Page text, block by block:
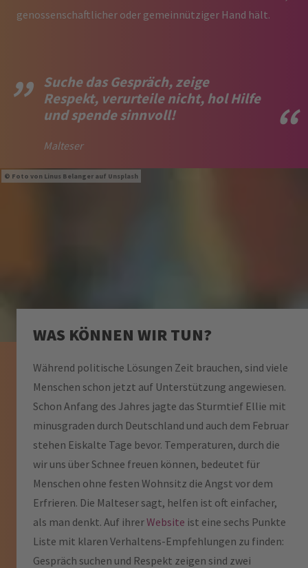
genossenschaftlicher oder gemeinnütziger Hand hält.
Suche das Gespräch, zeige
Respekt, verurteile nicht, hol Hilfe
und spende sinnvoll!
Malteser
Foto von Linus Belanger auf Unsplash
WAS KÖNNEN WIR TUN?
Während politische Lösungen Zeit brauchen, sind viele
Menschen schon jetzt auf Unterstützung angewiesen.
Schon Anfang des Jahres jagte das Sturmtief Ellie mit
minusgraden durch Deutschland und auch dem Februar
stehen Eiskalte Tage bevor. Temperaturen, durch die
wir uns über Schnee freuen können, bedeutet für
Menschen ohne festen Wohnsitz die Angst vor dem
Erfrieren. Die Malteser sagt, helfen ist oft einfacher,
als man denkt. Auf ihrerWebsite ist eine sechs Punkte
Liste mit klaren Verhaltens-Empfehlungen zu finden:
Gespräch suchen und Respekt zeigen sind zwei